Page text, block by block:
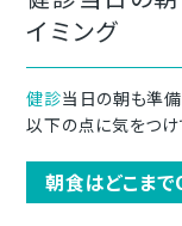
イミング
健診当日の朝も準
以下の点に気をつけ
朝食はどこまで